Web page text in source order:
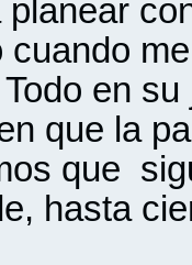
cuando
en
que la
que
hasta